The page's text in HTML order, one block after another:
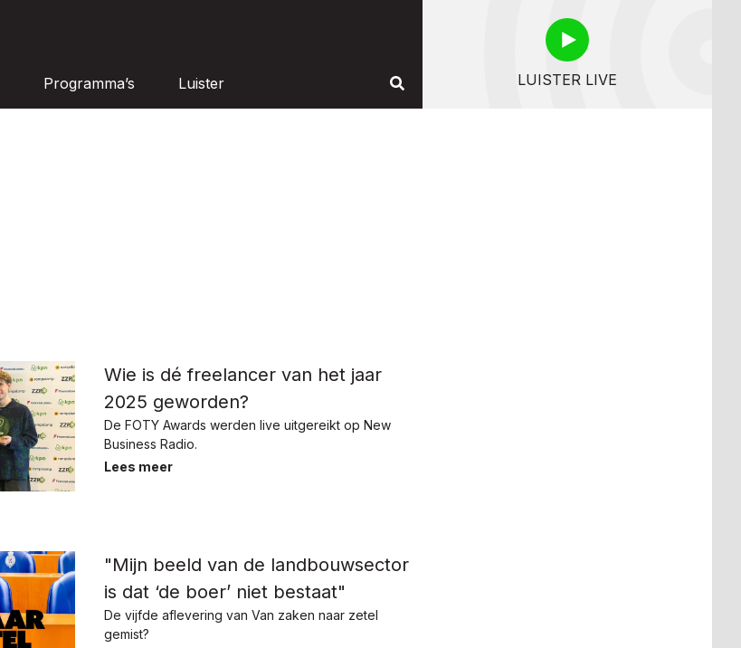
Programma’s Luister LUISTER LIVE
Wie is dé freelancer van het jaar
2025 geworden?
De FOTY Awards werden live uitgereikt op New
Business Radio.
Lees meer
"Mijn beeld van de landbouwsector
is dat ‘de boer’ niet bestaat"
De vijfde aflevering van Van zaken naar zetel
gemist?